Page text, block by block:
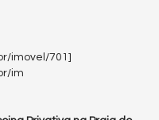
imovel/701]
im